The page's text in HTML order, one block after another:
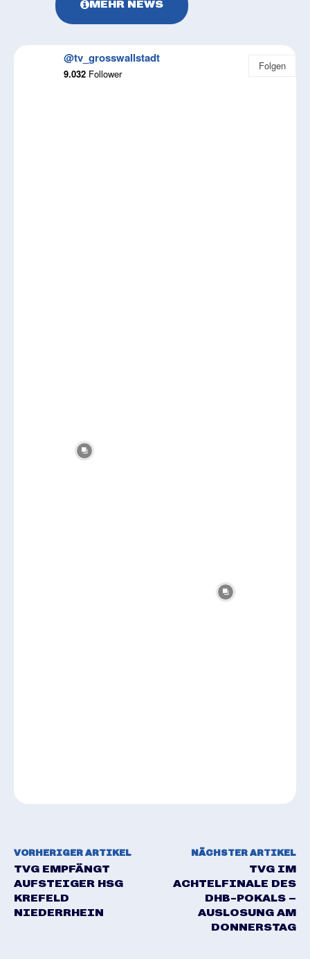
MEHR NEWS
@tv_grosswallstadt
9.032 Follower
Folgen
VORHERIGER ARTIKEL
TVG EMPFÄNGT
AUFSTEIGER HSG
KREFELD
NIEDERRHEIN
NÄCHSTER ARTIKEL
TVG IM
ACHTELFINALE DES
DHB-POKALS –
AUSLOSUNG AM
DONNERSTAG